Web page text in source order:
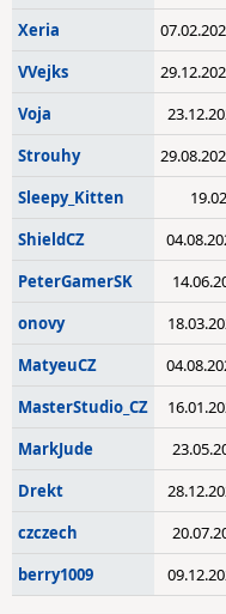
Xeria
VVejks
Voja
Strouhy
Sleepy_Kitten
ShieldCZ
PeterGamerSK
onovy
MatyeuCZ
MasterStudio_CZ
MarkJude
Drekt
czczech
berry1009